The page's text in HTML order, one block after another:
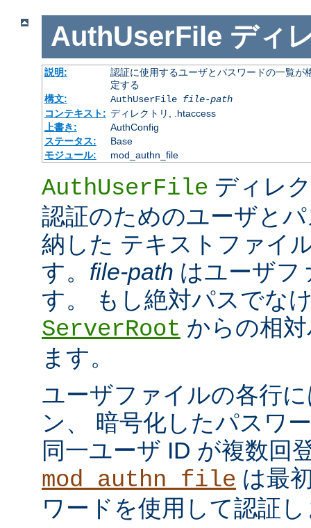
AuthUserFile ディ
説明:
認証に使用するユーザとパスワードの一覧
定する
構文:
AuthUserFile file-path
コンテキスト: ディレクトリ, .htaccess
上書き:
AuthConfig
ステータス:
Base
モジュール:
mod_authn_file
AuthUserFile ディレ
認証のためのユーザと
納した テキストファイ
す。 file-path はユーザフ
す。 もし絶対パスでな
ServerRoot からの相
ます。
ユーザファイルの各行
ン、 暗号化したパスワ
同一ユーザ ID が複数回
mod_authn_file は最
ワードを使用して認証